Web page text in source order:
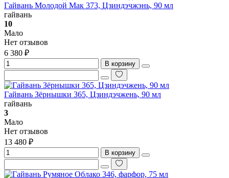
Гайвань Молодой Мак 373, Цзиндэчжэнь, 90 мл
гайвань
10
Мало
Нет отзывов
6 380 ₽
В корзину
Гайвань Зёрнышки 365, Цзиндэчжень, 90 мл
гайвань
3
Мало
Нет отзывов
13 480 ₽
В корзину